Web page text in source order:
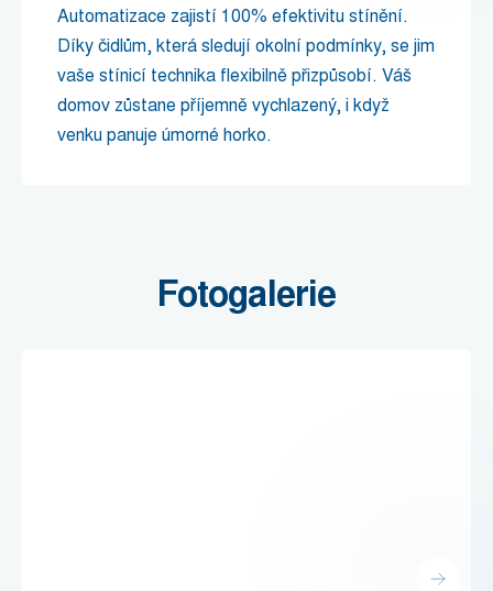
Automatizace zajistí 100% efektivitu stínění.
Díky čidlům, která sledují okolní podmínky, se jim
vaše stínicí technika flexibilně přizpůsobí. Váš
domov zůstane příjemně vychlazený, i když
venku panuje úmorné horko.
Fotogalerie